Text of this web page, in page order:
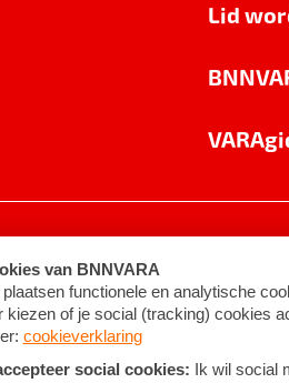
Lid
Algemene voorwaarden